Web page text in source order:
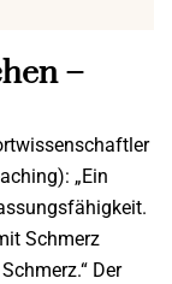
–
„Ein
Schmerz
Der